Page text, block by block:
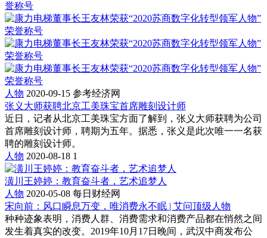
誉称号
人物 2020-09-15 参考经济网
张义大师获聘北京工美珠宝首席雕刻设计师
近日，记者从北京工美珠宝方面了解到，张义大师获聘为公司
首席雕刻设计师，聘期为五年。据悉，张义是此次唯一一名获
聘的雕刻设计师。
人物 2020-08-18 1
潢川王婷婷：教育奋斗者，艺术追梦人
人物 2020-05-08 每日财经网
宋向前：风口瞬息万变，唯消费永不眠 | 艾问顶级人物
种种迹象表明，消费人群、消费需求和消费产品都在悄然之间
发生着真实的改变。2019年10月17日晚间，武汉中商发布公